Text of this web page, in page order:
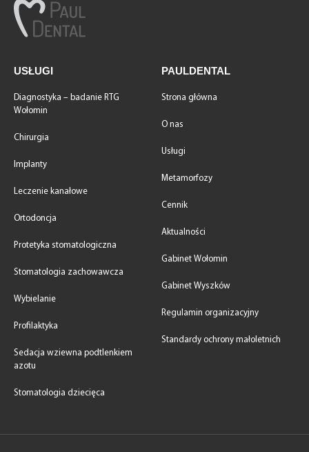
USŁUGI
Diagnostyka – badanie RTG
Wołomin
Chirurgia
Implanty
Leczenie kanałowe
Ortodoncja
Protetyka stomatologiczna
Stomatologia zachowawcza
Wybielanie
Profilaktyka
Sedacja wziewna podtlenkiem
azotu
Stomatologia dziecięca
PAULDENTAL
Strona główna
O nas
Usługi
Metamorfozy
Cennik
Aktualności
Gabinet Wołomin
Gabinet Wyszków
Regulamin organizacyjny
Standardy ochrony małoletnich